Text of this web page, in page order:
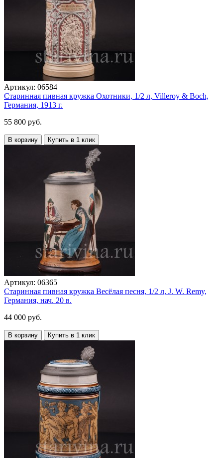
Артикул: 06584
Старинная пивная кружка Охотники, 1/2 л, Villeroy & Boch,
Германия, 1913 г.
55 800 руб.
В корзину Купить в 1 клик
Артикул: 06365
Старинная пивная кружка Весёлая песня, 1/2 л, J. W. Remy,
Германия, нач. 20 в.
44 000 руб.
В корзину Купить в 1 клик